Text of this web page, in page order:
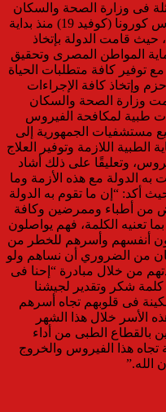
فى وزارة الصحة والسكان
وكافة الجهات المعنية بالتصدى لفيروس كورونا (كوفيد 19) منذ بداية
حيث قامت الدولة بإتخاذ
المواطن المصرى وتحقيق
توفير كافة متطلبات الحياة
وإتخاذ كافة الإجراءات
وزارة الصحة والسكان
طبية لمكافحة الفيروس
مستشفيات الجمهورية إلى
اللازمة وتوفير العلاج
وتعليقًا على ذلك أشاد
به الدولة مع هذه الأزمة وما
أكد: “إن ما تقوم به الدولة
من أطباء وممرضين وكافة
تعنيه الكلمة، فهم يواصلون
أنفسهم وأسرهم للخطر من
من الضروري أن نساهم ولو
من خلال مبادرة “إحنا فى
شكر وتقدير لجيشنا
فى قلوبهم تجاه أسرهم
الأسر خلال هذا الشهر
بالقطاع الطبى من أداء
هذا الفيروس والخروج
الله.”